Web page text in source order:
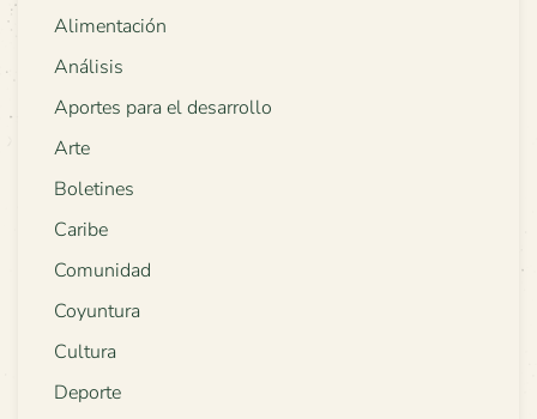
Alimentación
Análisis
Aportes para el desarrollo
Arte
Boletines
Caribe
Comunidad
Coyuntura
Cultura
Deporte